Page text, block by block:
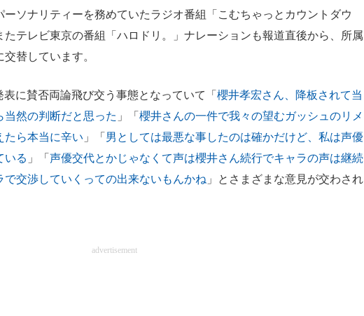
ソナリティーを務めていたラジオ番組「こむちゃっとカウントダウ
たテレビ東京の番組「ハロドリ。」ナレーションも報道直後から、所属
替しています。
に賛否両論飛び交う事態となっていて「 櫻井孝宏さん、降板されて当
然の判断だと思った 」「 櫻井さんの一件で我々の望むガッシュのリメ
たら本当に辛い 」「 男としては最悪な事したのは確かだけど、私は声優
いる 」「 声優交代とかじゃなくて声は櫻井さん続行でキャラの声は継続
で交渉していくっての出来ないもんかね 」とさまざまな意見が交わされ
advertisement